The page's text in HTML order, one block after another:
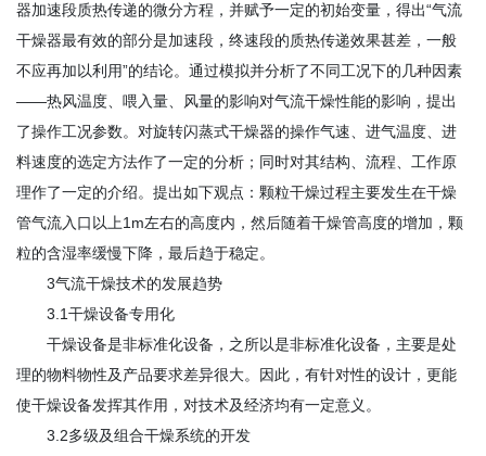
器加速段质热传递的微分方程，并赋予一定的初始变量，得出“气流
干燥器最有效的部分是加速段，终速段的质热传递效果甚差，一般
不应再加以利用”的结论。通过模拟并分析了不同工况下的几种因素
——热风温度、喂入量、风量的影响对气流干燥性能的影响，提出
了操作工况参数。对旋转闪蒸式干燥器的操作气速、进气温度、进
料速度的选定方法作了一定的分析；同时对其结构、流程、工作原
理作了一定的介绍。提出如下观点：颗粒干燥过程主要发生在干燥
管气流入口以上1m左右的高度内，然后随着干燥管高度的增加，颗
粒的含湿率缓慢下降，最后趋于稳定。
3气流干燥技术的发展趋势
3.1干燥设备专用化
干燥设备是非标准化设备，之所以是非标准化设备，主要是处
理的物料物性及产品要求差异很大。因此，有针对性的设计，更能
使干燥设备发挥其作用，对技术及经济均有一定意义。
3.2多级及组合干燥系统的开发